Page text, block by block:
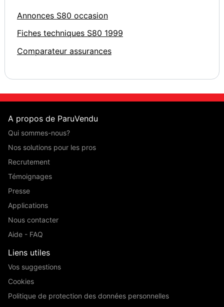
Annonces S80 occasion
Fiches techniques S80 1999
Comparateur assurances
A propos de ParuVendu
Qui sommes-nous?
Nos solutions pour les pros
Recrutement
Témoignages
Presse
Applications
Nous contacter
Aide - FAQ
Liens utiles
Vos suggestions
Cookies
Politique de protection des données personnelles